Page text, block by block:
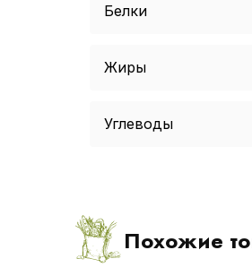
Белки
Жиры
Углеводы
Похожие